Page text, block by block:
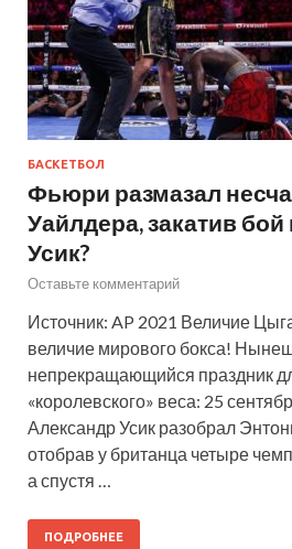
БАСКЕТБОЛ
Фьюри размазал
Уайлдера, закатив
Усик?
Оставьте комментарий
Источник: AP 2021 Величие
величие мирового бокса!
непрекращающийся праздник
«королевского» веса: 25
Александр Усик разобрал
отобрав у британца четыре
а спустя …
ПОДРОБНЕЕ